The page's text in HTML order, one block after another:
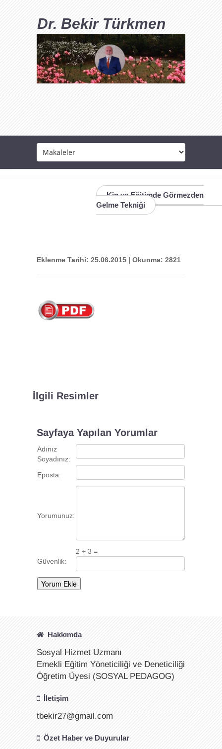
Dr. Bekir Türkmen
Kin ve Eğitimde Görmezden
Gelme Tekniği
Eklenme Tarihi: 25.06.2015 | Okunma: 2821
İlgili Resimler
Sayfaya Yapılan Yorumlar
Adınız
Soyadınız:
Eposta:
Yorumunuz:
Güvenlik:
2 + 3 =
Hakkımda
Sosyal Hizmet Uzmanı
Emekli Eğitim Yöneticiliği ve Deneticiliği
Öğretim Üyesi (SOSYAL PEDAGOG)
İletişim
tbekir27@gmail.com
Özet Haber ve Duyurular